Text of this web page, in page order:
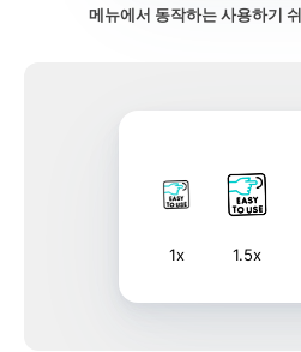
메뉴에서 동작하는 사용하기
1x 1.5x